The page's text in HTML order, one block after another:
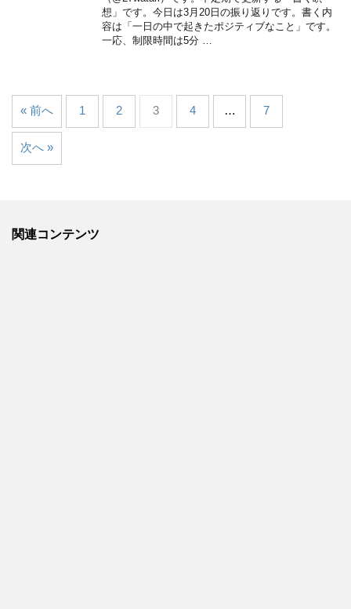
想」です。今日は3月20日の振り返りです。書く内
容は「一日の中で起きたポジティブなこと」です。
一応、制限時間は5分 …
« 前へ 1 2 3 4 … 7
次へ »
関連コンテンツ